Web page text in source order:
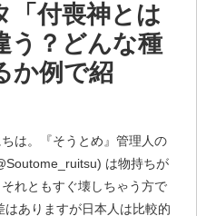
「付喪神とは
う？どんな種
か例で紹
は。『そうとめ』管理人の
は物持ちが
れともすぐ壊しちゃう方で
はありますが日本人は比較的